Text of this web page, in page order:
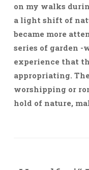
on my walks
a light shift of
became more
series of garden -
experience that
appropriating.
worshipping or
hold of nature,